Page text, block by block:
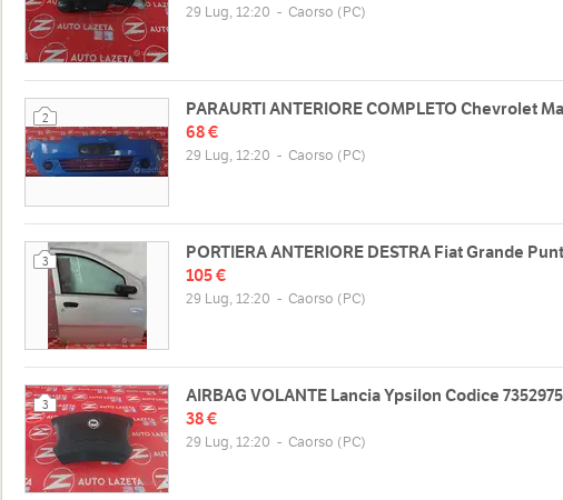
29 Lug, 12:20 - Caorso (PC)
2
PARAURTI ANTERIORE COMPLETO Chevrolet
68 €
29 Lug, 12:20 - Caorso (PC)
3
PORTIERA ANTERIORE DESTRA Fiat Grande
105 €
29 Lug, 12:20 - Caorso (PC)
3
AIRBAG VOLANTE Lancia Ypsilon Codice
38 €
29 Lug, 12:20 - Caorso (PC)